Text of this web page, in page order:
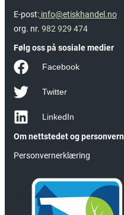
E-post: info@etiskhandel.no
org. nr. 982 929 474
Følg oss på sosiale medier
Facebook
Twitter
LinkedIn
Om nettstedet og personvern
Personvernerklæring